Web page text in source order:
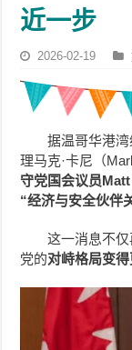
近一步
2026-02-19
据温哥华港
理马克·卡尼（
守党国会议员
“经济与安全伙伴
这一消息不
党的对峙格局变得